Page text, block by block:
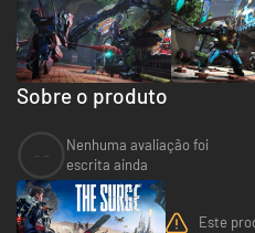
Sobre o produto
Nenhuma avaliação foi
escrita ainda
Este